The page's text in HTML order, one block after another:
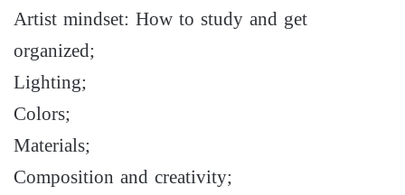
Artist mindset: How to study and get
organized;
Lighting;
Colors;
Materials;
Composition and creativity;